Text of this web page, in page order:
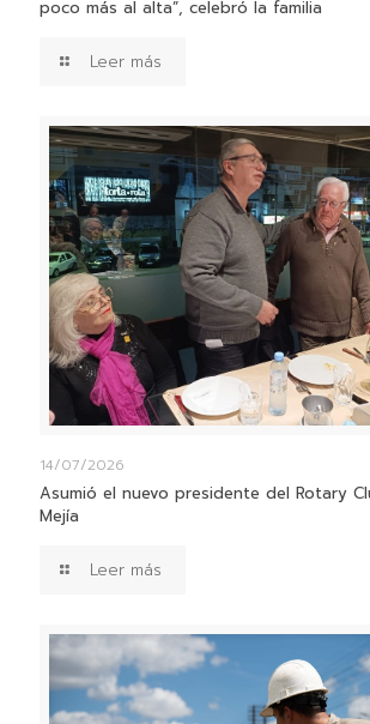
poco más al alta”, celebró la familia
Leer más
14/07/2026
Asumió el nuevo presidente del Rotary
Mejía
Leer más